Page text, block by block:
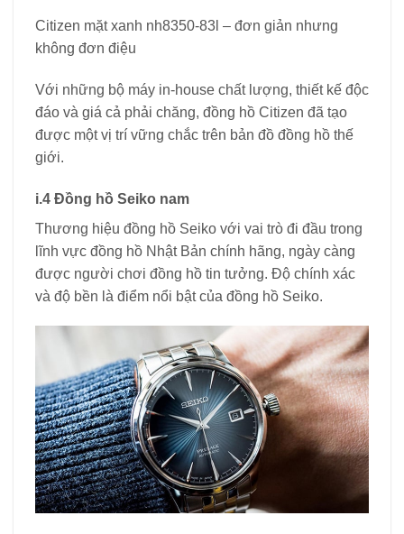
Citizen mặt xanh nh8350-83l – đơn giản nhưng
không đơn điệu
Với những bộ máy in-house chất lượng, thiết kế độc
đáo và giá cả phải chăng, đồng hồ Citizen đã tạo
được một vị trí vững chắc trên bản đồ đồng hồ thế
giới.
i.4 Đồng hồ Seiko nam
Thương hiệu đồng hồ Seiko với vai trò đi đầu trong
lĩnh vực đồng hồ Nhật Bản chính hãng, ngày càng
được người chơi đồng hồ tin tưởng. Độ chính xác
và độ bền là điểm nổi bật của đồng hồ Seiko.